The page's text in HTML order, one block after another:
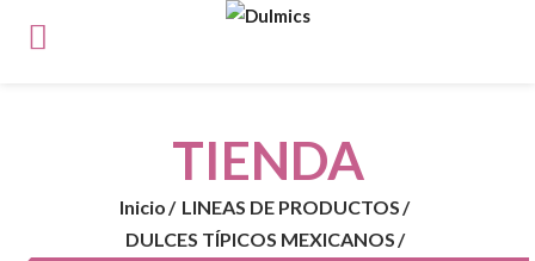
TIENDA
Inicio
LINEAS DE PRODUCTOS
DULCES TÍPICOS MEXICANOS